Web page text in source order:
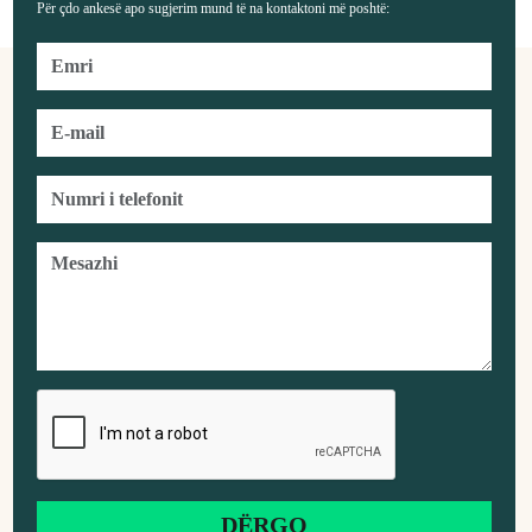
Për çdo ankesë apo sugjerim mund të na kontaktoni më poshtë: